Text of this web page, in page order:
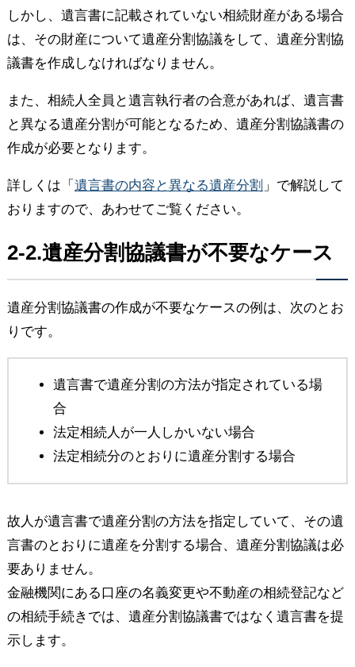
しかし、遺言書に記載されていない相続財産がある場合
は、その財産について遺産分割協議をして、遺産分割協
議書を作成しなければなりません。
また、相続人全員と遺言執行者の合意があれば、遺言書
と異なる遺産分割が可能となるため、遺産分割協議書の
作成が必要となります。
詳しくは「 遺言書の内容と異なる遺産分割 」で解説して
おりますので、あわせてご覧ください。
2-2.遺産分割協議書が不要なケース
遺産分割協議書の作成が不要なケースの例は、次のとお
りです。
遺言書で遺産分割の方法が指定されている場
合
法定相続人が一人しかいない場合
法定相続分のとおりに遺産分割する場合
故人が遺言書で遺産分割の方法を指定していて、その遺
言書のとおりに遺産を分割する場合、遺産分割協議は必
要ありません。
金融機関にある口座の名義変更や不動産の相続登記など
の相続手続きでは、遺産分割協議書ではなく遺言書を提
示します。